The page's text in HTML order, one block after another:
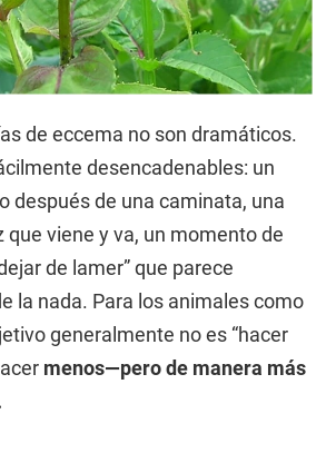
de eccema no son dramáticos.
desencadenables: un
después de una caminata, una
que viene y va, un momento de
de lamer” que parece
la nada. Para los animales como
generalmente no es “hacer
menos—pero de manera más